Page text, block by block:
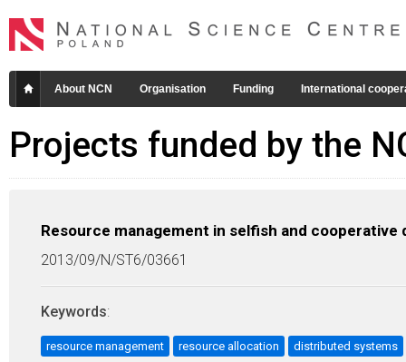
About NCN Organisation Funding International
Projects funded by the
Resource management in selfish and
2013/09/N/ST6/03661
Keywords:
resource management resource allocation distributed systems